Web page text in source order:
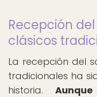
Recepción
clásicos
La recepción del
tradicionales ha
historia.